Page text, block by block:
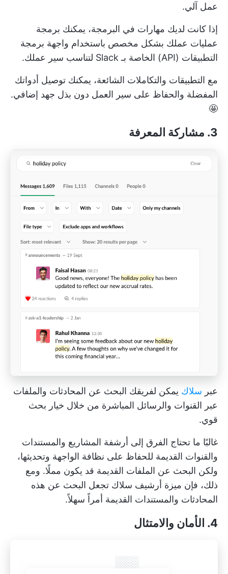
عمل آلي.
إذا كانت لديك مهارات في البرمجة، يمكنك برمجة
عمليات عملك بشكل مخصص باستخدام واجهة برمجة
التطبيقات (API) الخاصة بـ Slack لتناسب سير عملك.
مع التطبيقات والتكاملات الشائعة، يمكنك توصيل أدواتك
المفضلة والحفاظ على سير العمل دون بذل جهد إضافي.
🤩
3. مشاركة المعرفة
عبر سلاك يمكن لفريقك البحث عن المحادثات والملفات
عبر القنوات والرسائل المباشرة من خلال خيار بحث
قوي.
غالبًا ما تحتاج الفرق إلى أرشفة المشاريع والمستندات
والقنوات القديمة للحفاظ على نظافة الواجهة وتحديثها،
ولكن البحث عن الملفات القديمة قد يكون مملًا. ومع
ذلك، فإن ميزة أرشيف سلاك تجعل البحث عن هذه
المحادثات والمستندات القديمة أمراً سهلاً.
4. الأمان والامتثال